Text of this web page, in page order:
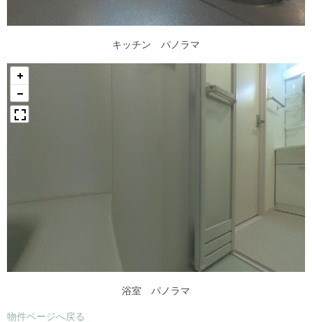
キッチン パノラマ
浴室 パノラマ
物件ページへ戻る